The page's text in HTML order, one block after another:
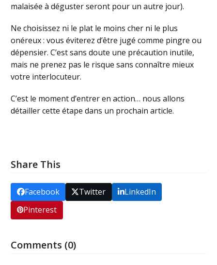
malaisée à déguster seront pour un autre jour).
Ne choisissez ni le plat le moins cher ni le plus
onéreux : vous éviterez d’être jugé comme pingre ou
dépensier. C’est sans doute une précaution inutile,
mais ne prenez pas le risque sans connaître mieux
votre interlocuteur.
C’est le moment d’entrer en action… nous allons
détailler cette étape dans un prochain article.
Share This
Facebook Twitter
LinkedIn
Pinterest
Comments (0)